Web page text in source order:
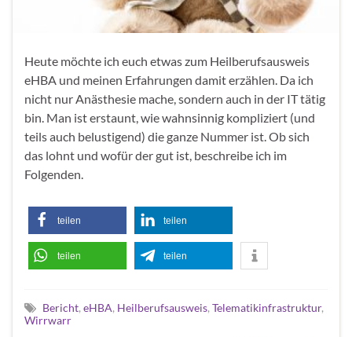
Heute möchte ich euch etwas zum Heilberufsausweis
eHBA und meinen Erfahrungen damit erzählen. Da ich
nicht nur Anästhesie mache, sondern auch in der IT tätig
bin. Man ist erstaunt, wie wahnsinnig kompliziert (und
teils auch belustigend) die ganze Nummer ist. Ob sich
das lohnt und wofür der gut ist, beschreibe ich im
Folgenden.
teilen teilen
teilen teilen
Bericht,eHBA, Heilberufsausweis,Telematikinfrastruktur,
Wirrwarr